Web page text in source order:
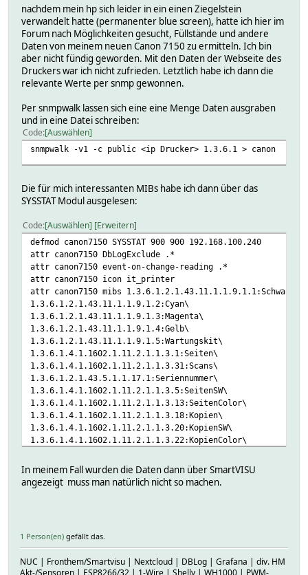
nachdem mein hp sich leider in ein einen Ziegelstein
verwandelt hatte (permanenter blue screen), hatte ich hier im
Forum nach Möglichkeiten gesucht, Füllstände und andere
Daten von meinem neuen Canon 7150 zu ermitteln. Ich bin
aber nicht fündig geworden. Mit den Daten der Webseite des
Druckers war ich nicht zufrieden. Letztlich habe ich dann die
relevante Werte per snmp gewonnen.
Per snmpwalk lassen sich eine eine Menge Daten ausgraben
und in eine Datei schreiben:
Code Auswählen
snmpwalk -v1 -c public <ip Drucker> 1.3.6.1 > canon
Die für mich interessanten MIBs habe ich dann über das
SYSSTAT Modul ausgelesen:
Code Auswählen Erweitern
defmod canon7150 SYSSTAT 900 900 192.168.100.240
attr canon7150 DbLogExclude .*
attr canon7150 event-on-change-reading .*
attr canon7150 icon it_printer
attr canon7150 mibs 1.3.6.1.2.1.43.11.1.1.9.1.1:Schwarz\
1.3.6.1.2.1.43.11.1.1.9.1.2:Cyan\
1.3.6.1.2.1.43.11.1.1.9.1.3:Magenta\
1.3.6.1.2.1.43.11.1.1.9.1.4:Gelb\
1.3.6.1.2.1.43.11.1.1.9.1.5:Wartungskit\
1.3.6.1.4.1.1602.1.11.2.1.1.3.1:Seiten\
1.3.6.1.4.1.1602.1.11.2.1.1.3.31:Scans\
1.3.6.1.2.1.43.5.1.1.17.1:Seriennummer\
1.3.6.1.4.1.1602.1.11.2.1.1.3.5:SeitenSW\
1.3.6.1.4.1.1602.1.11.2.1.1.3.13:SeitenColor\
1.3.6.1.4.1.1602.1.11.2.1.1.3.18:Kopien\
1.3.6.1.4.1.1602.1.11.2.1.1.3.20:KopienSW\
1.3.6.1.4.1.1602.1.11.2.1.1.3.22:KopienColor\
attr canon7150 noSSH 1
attr canon7150 readings Schwarz Cyan Magenta Gelb
attr canon7150 room Buero
attr canon7150 userReadings einseitig {return
\
In meinem Fall wurden die Daten dann über SmartVISU
angezeigt muss man natürlich nicht so machen.
1 Person(en) gefällt das.
NUC | Fronthem/Smartvisu | Nextcloud | DBLog | Grafana | div. HM